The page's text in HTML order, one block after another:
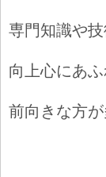
専門知識や
向上心にあ
前向きな方が